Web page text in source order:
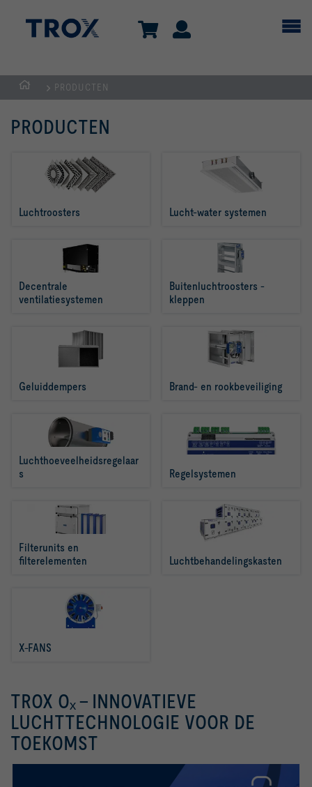
Homepage
PRODUCTEN
PRODUCTEN
Luchtroosters Lucht-water systemen
Decentrale
ventilatiesystemen
Buitenluchtroosters -
kleppen
Geluiddempers Brand- en rookbeveiliging
Luchthoeveelheidsregelaar
s
Regelsystemen
Filterunits en
filterelementen
Luchtbehandelingskasten
X-FANS
TROX Oₓ – INNOVATIEVE
LUCHTTECHNOLOGIE VOOR DE
TOEKOMST